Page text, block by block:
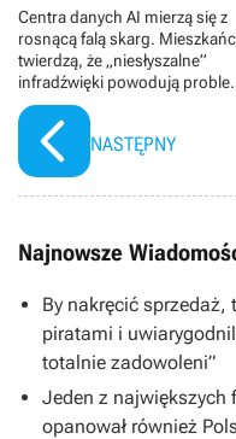
Centra danych AI mierzą się z
rosnącą falą skarg.
twierdzą, że „niesłyszalne”
infradźwięki powodują
zdrowotne, a przepisy chronią
branżowych gigantów
NASTĘPNY
Najnowsze
By nakręcić
piratami i
totalnie zadowoleni”
Jeden z największych
opanował również